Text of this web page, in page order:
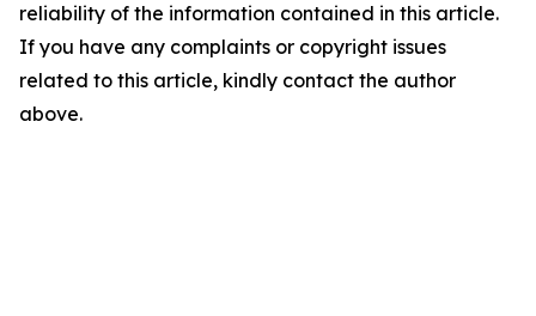
reliability of the information contained in this article.
If you have any complaints or copyright issues
related to this article, kindly contact the author
above.